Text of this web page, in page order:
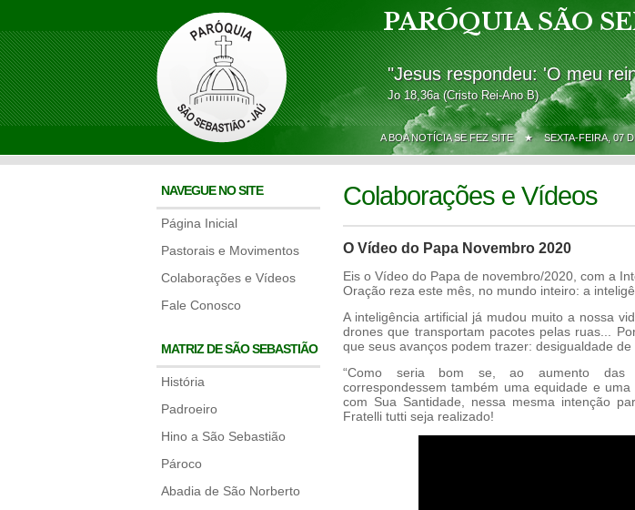
PARÓQUIA SÃO
"Jesus respondeu: 'O meu
Jo 18,36a (Cristo Rei-Ano B)
A BOA NOTÍCIA SE FEZ SITE ★SEXTA-FEIRA, 07
NAVEGUE NO SITE
Página Inicial
Pastorais e Movimentos
Colaborações e Vídeos
Fale Conosco
MATRIZ DE SÃO SEBASTIÃO
História
Padroeiro
Hino a São Sebastião
Pároco
Abadia de São Norberto
Colaborações e Vídeos
O Vídeo do Papa Novembro 2020
Eis o Vídeo do Papa de novembro/2020, com a
Oração reza este mês, no mundo inteiro: a
A inteligência artificial já mudou muito a nossa
drones que transportam pacotes pelas ruas...
que seus avanços podem trazer: desigualdade
“Como seria bom se, ao aumento das
correspondessem também uma equidade e
com Sua Santidade, nessa mesma intenção
Fratelli tutti seja realizado!